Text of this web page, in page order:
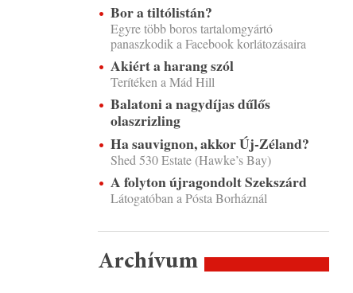
Bor a tiltólistán?
Egyre több boros tartalomgyártó
panaszkodik a Facebook korlátozásaira
Akiért a harang szól
Terítéken a Mád Hill
Balatoni a nagydíjas dűlős
olaszrizling
Ha sauvignon, akkor Új-Zéland?
Shed 530 Estate (Hawke’s Bay)
A folyton újragondolt Szekszárd
Látogatóban a Pósta Borháznál
Archívum